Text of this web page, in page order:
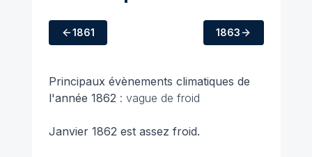
1861 1863
Principaux évènements climatiques de
l'année 1862 : vague de froid
Janvier 1862 est assez froid.